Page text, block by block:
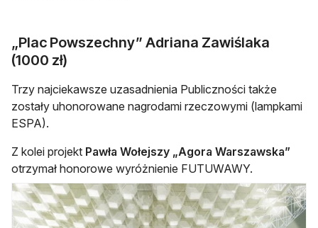
„Plac Powszechny” Adriana Zawiślaka
(1000 zł)
Trzy najciekawsze uzasadnienia Publiczności także
zostały uhonorowane nagrodami rzeczowymi (lampkami
ESPA).
Z kolei projekt Pawła Wołejszy „Agora Warszawska”
otrzymał honorowe wyróżnienie FUTUWAWY.